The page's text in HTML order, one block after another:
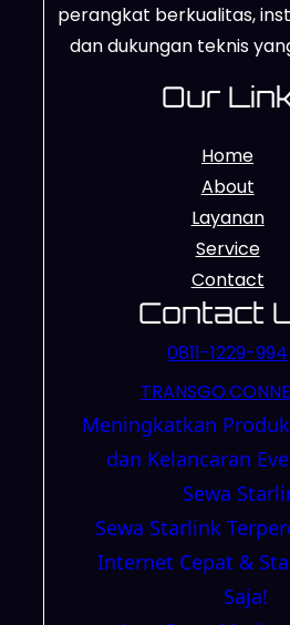
perangkat berkualitas,
dan dukungan teknis
Our
Home
About
Layanan
Service
Contact
Contact
0811-1229-994
Meningkatkan
dan Kelancaran
Sewa
Sewa Starlink
Internet Cepat &
Saja!